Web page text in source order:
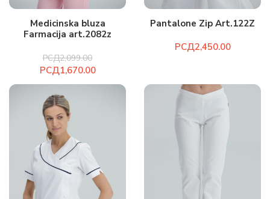
Medicinska bluza
Farmacija art.2082z
РСД2,099.00
РСД1,670.00
Pantalone Zip Art.122Z
РСД